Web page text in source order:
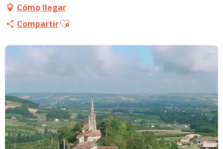
Cómo llegar
CompartirAjouter aux favoris